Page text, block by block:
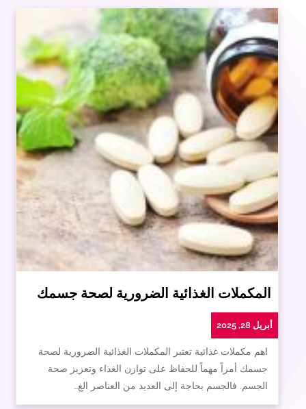
المكملات الغذائية الضرورية لصحة جسمك
أبريل 28, 2025
اهم مكملات غذائية تعتبر المكملات الغذائية الضرورية لصحة
جسمك أمراً مهماً للحفاظ على توازن الغذاء وتعزيز صحة
الجسم. فالجسم بحاجة إلى العديد من العناصر الغ…